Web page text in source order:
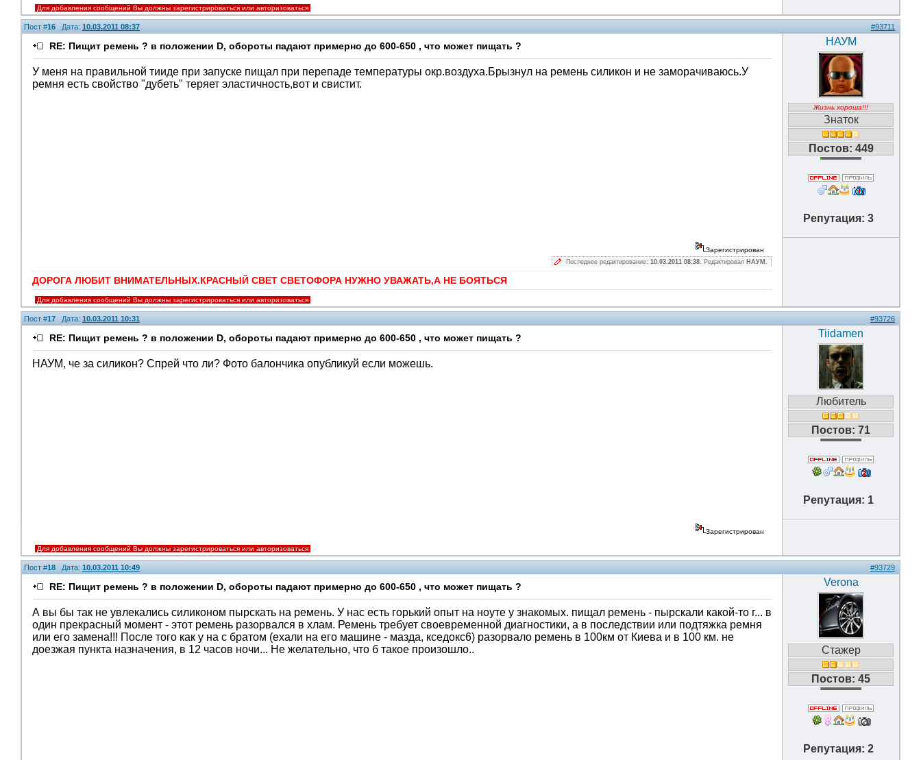
Для добавления сообщений Вы должны зарегистрироваться или авторизоваться
Пост #16 Дата: 10.03.2011 08:37 #93711
RE: Пищит ремень ? в положении D, обороты падают примерно до 600-650 , что может пищать ?
У меня на правильной тииде при запуске пищал при перепаде температуры окр.воздуха.Брызнул на ремень силикон и не заморачиваюсь.У
ремня есть свойство "дубеть" теряет эластичность,вот и свистит.
НАУМ
Жизнь хороша!!!
Знаток
Постов: 449
Репутация: 3
Зарегистрирован
Последнее редактирование: 10.03.2011 08:38. Редактировал НАУМ .
ДОРОГА ЛЮБИТ ВНИМАТЕЛЬНЫХ.КРАСНЫЙ СВЕТ СВЕТОФОРА НУЖНО УВАЖАТЬ,А НЕ БОЯТЬСЯ
Для добавления сообщений Вы должны зарегистрироваться или авторизоваться
Пост #17 Дата: 10.03.2011 10:31 #93726
RE: Пищит ремень ? в положении D, обороты падают примерно до 600-650 , что может пищать ?
НАУМ, че за силикон? Спрей что ли? Фото балончика опубликуй если можешь.
Tiidamen
Любитель
Постов: 71
Репутация: 1
Зарегистрирован
Для добавления сообщений Вы должны зарегистрироваться или авторизоваться
Пост #18 Дата: 10.03.2011 10:49 #93729
RE: Пищит ремень ? в положении D, обороты падают примерно до 600-650 , что может пищать ?
А вы бы так не увлекались силиконом пырскать на ремень. У нас есть горький опыт на ноуте у знакомых. пищал ремень - пырскали какой-то г... в
один прекрасный момент - этот ремень разорвался в хлам. Ремень требует своевременной диагностики, а в последствии или подтяжка ремня
или его замена!!! После того как у на с братом (ехали на его машине - мазда, кседокс6) разорвало ремень в 100км от Киева и в 100 км. не
доезжая пункта назначения, в 12 часов ночи... Не желательно, что б такое произошло..
Verona
Стажер
Постов: 45
Репутация: 2